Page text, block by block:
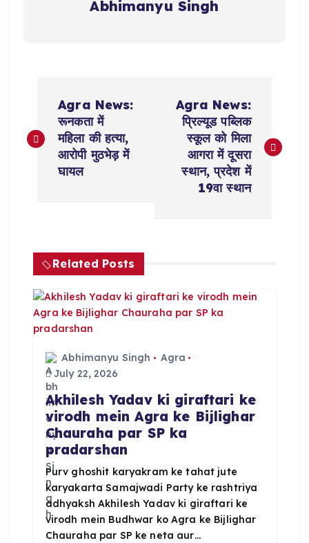
Abhimanyu Singh
o
a
v
Agra News:
रूनकता में
महिला की हत्या,
आरोपी मुठभेड़ में
घायल
Agra News:
प्रिल्यूड पब्लिक
स्कूल को मिला
आगरा में दूसरा
स्थान, प्रदेश में
19वा स्थान
Related Posts
Abhimanyu Singh
Agra
July 22, 2026
Akhilesh Yadav ki giraftari ke
virodh mein Agra ke Bijlighar
Chauraha par SP ka
pradarshan
Purv ghoshit karyakram ke tahat jute
karyakarta Samajwadi Party ke rashtriya
adhyaksh Akhilesh Yadav ki giraftari ke
virodh mein Budhwar ko Agra ke Bijlighar
Chauraha par SP ke neta aur…